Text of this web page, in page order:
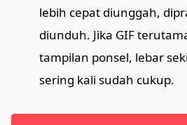
lebih cepat diunggah,
diunduh. Jika GIF
tampilan ponsel, lebar
sering kali sudah cukup.